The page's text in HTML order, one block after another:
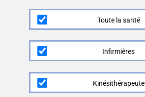
Toute la santé
Infirmières
Kinésithérapeute